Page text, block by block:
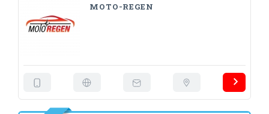
MOTO-REGEN